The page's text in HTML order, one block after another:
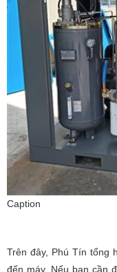
Caption
Trên đây, Phú Tín tổng
đến máy. Nếu bạn cần